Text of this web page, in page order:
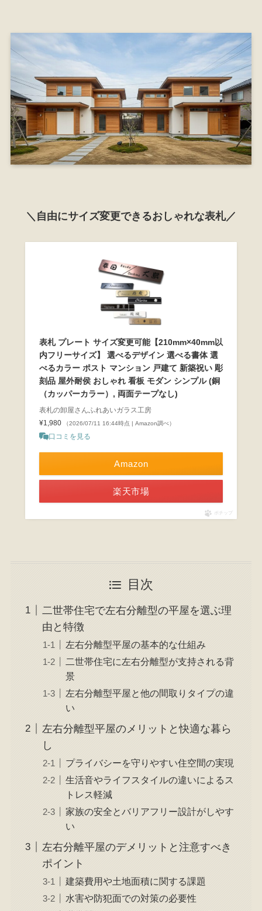
＼自由にサイズ変更できるおしゃれな表札／
表札 プレート サイズ変更可能【210mm×40mm以
内フリーサイズ】 選べるデザイン 選べる書体 選
べるカラー ポスト マンション 戸建て 新築祝い 彫
刻品 屋外耐侯 おしゃれ 看板 モダン シンプル (銅
（カッパーカラー）, 両面テープなし)
表札の卸屋さんふれあいガラス工房
¥1,980
（2026/07/11 16:44時点 | Amazon調べ）
口コミを見る
Amazon
楽天市場
ポチップ
目次
二世帯住宅で左右分離型の平屋を選ぶ理
由と特徴
左右分離型平屋の基本的な仕組み
二世帯住宅に左右分離型が支持される背
景
左右分離型平屋と他の間取りタイプの違
い
左右分離型平屋のメリットと快適な暮ら
し
プライバシーを守りやすい住空間の実現
生活音やライフスタイルの違いによるス
トレス軽減
家族の安全とバリアフリー設計がしやす
い
左右分離平屋のデメリットと注意すべき
ポイント
建築費用や土地面積に関する課題
水害や防犯面での対策の必要性